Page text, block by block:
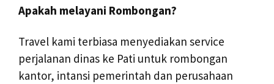
Apakah melayani Rombongan?
Travel kami terbiasa menyediakan service
perjalanan dinas ke Pati untuk rombongan
kantor, intansi pemerintah dan perusahaan